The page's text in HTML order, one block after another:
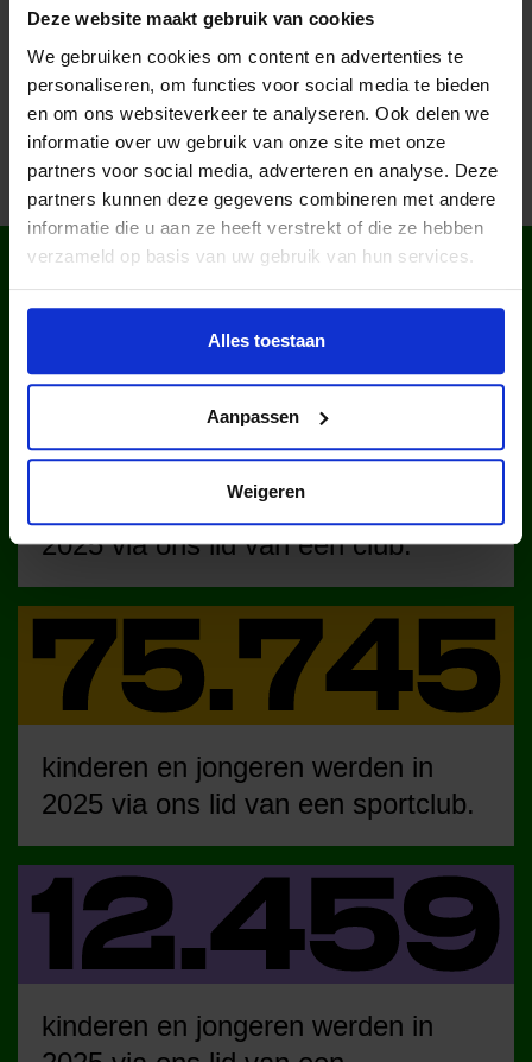
Deze website maakt gebruik van cookies
We gebruiken cookies om content en advertenties te
personaliseren, om functies voor social media te bieden
en om ons websiteverkeer te analyseren. Ook delen we
informatie over uw gebruik van onze site met onze
partners voor social media, adverteren en analyse. Deze
partners kunnen deze gegevens combineren met andere
informatie die u aan ze heeft verstrekt of die ze hebben
verzameld op basis van uw gebruik van hun services.
Alles toestaan
Aanpassen
Weigeren
Deel dit bericht op social media!
WIST JE DAT IN
NEDERLAND?
kinderen en jongeren werden in
2025 via ons lid van een club.
kinderen en jongeren werden in
2025 via ons lid van een sportclub.
kinderen en jongeren werden in